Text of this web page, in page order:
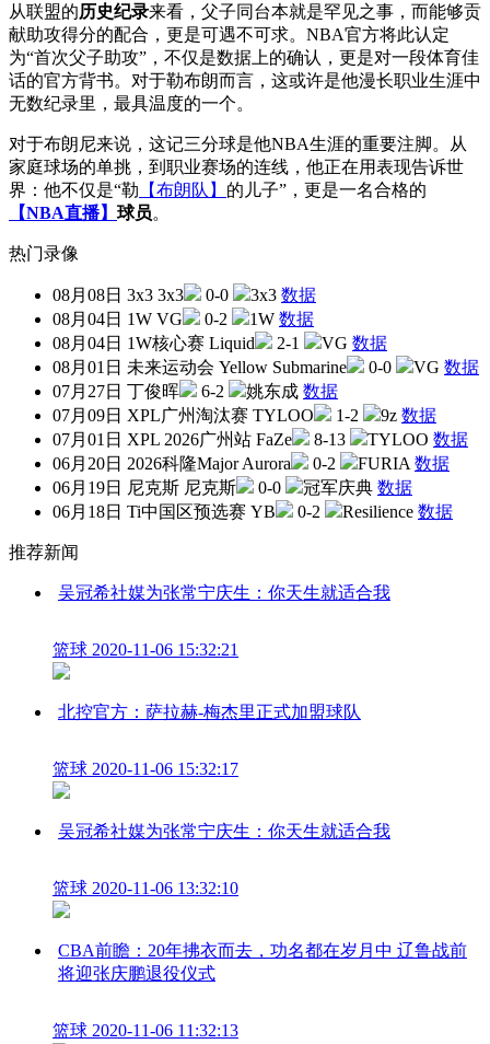
从联盟的历史纪录来看，父子同台本就是罕见之事，而能够贡
献助攻得分的配合，更是可遇不可求。NBA官方将此认定
为“首次父子助攻”，不仅是数据上的确认，更是对一段体育佳
话的官方背书。对于勒布朗而言，这或许是他漫长职业生涯中
无数纪录里，最具温度的一个。
对于布朗尼来说，这记三分球是他NBA生涯的重要注脚。从
家庭球场的单挑，到职业赛场的连线，他正在用表现告诉世
界：他不仅是“勒 【布朗队】 的儿子”，更是一名合格的
【NBA直播】 球员。
热门录像
08月08日 3x3 3x3 0-0 3x3 数据
08月04日 1W VG 0-2 1W 数据
08月04日 1W核心赛 Liquid 2-1 VG 数据
08月01日 未来运动会 Yellow Submarine 0-0 VG 数据
07月27日 丁俊晖 6-2 姚东成 数据
07月09日 XPL广州淘汰赛 TYLOO 1-2 9z 数据
07月01日 XPL 2026广州站 FaZe 8-13 TYLOO 数据
06月20日 2026科隆Major Aurora 0-2 FURIA 数据
06月19日 尼克斯 尼克斯 0-0 冠军庆典 数据
06月18日 Ti中国区预选赛 YB 0-2 Resilience 数据
推荐新闻
吴冠希社媒为张常宁庆生：你天生就适合我
篮球 2020-11-06 15:32:21
北控官方：萨拉赫-梅杰里正式加盟球队
篮球 2020-11-06 15:32:17
吴冠希社媒为张常宁庆生：你天生就适合我
篮球 2020-11-06 13:32:10
CBA前瞻：20年拂衣而去，功名都在岁月中 辽鲁战前
将迎张庆鹏退役仪式
篮球 2020-11-06 11:32:13